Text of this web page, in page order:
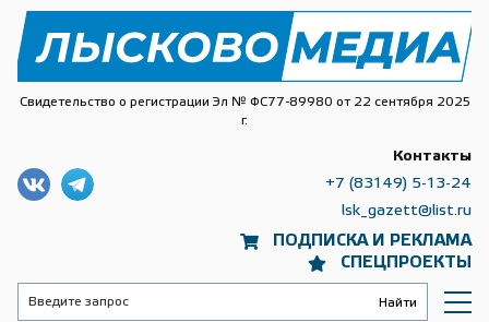
Свидетельство о регистрации Эл № ФС77-89980 от 22 сентября 2025
г.
ПОДПИСКА И РЕКЛАМА
СПЕЦПРОЕКТЫ
Контакты
+7 (83149) 5-13-24
lsk_gazett@list.ru